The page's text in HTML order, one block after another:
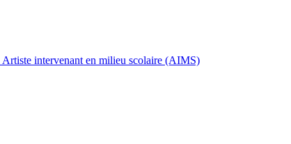
Artiste intervenant en milieu scolaire (AIMS)